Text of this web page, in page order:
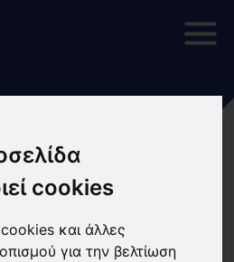
cookies
και άλλες
για την βελτίωση